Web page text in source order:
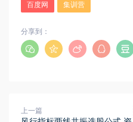
百度网 集训营
分享到：
上一篇